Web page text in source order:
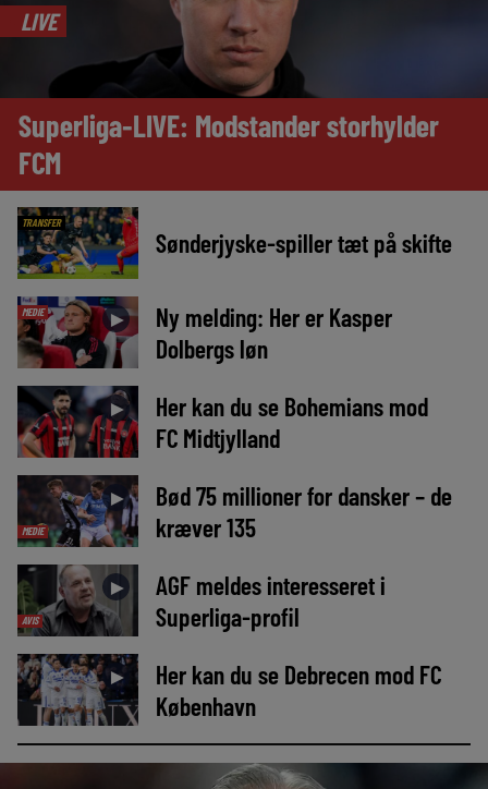
LIVE
Superliga-LIVE: Modstander storhylder
FCM
TRANSFER
Sønderjyske-spiller tæt på skifte
MEDIE ►
Ny melding: Her er Kasper
Dolbergs løn
►
Her kan du se Bohemians mod
FC Midtjylland
MEDIE
►
Bød 75 millioner for dansker – de
kræver 135
AVIS
►
AGF meldes interesseret i
Superliga-profil
►
Her kan du se Debrecen mod FC
København